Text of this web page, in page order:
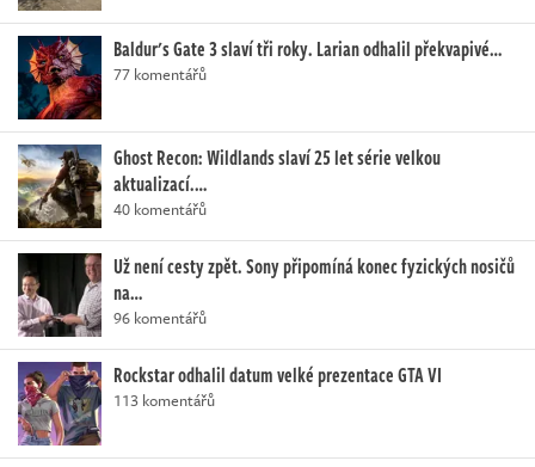
Baldur's Gate 3 slaví tři roky. Larian odhalil překvapivé…
77 komentářů
Ghost Recon: Wildlands slaví 25 let série velkou
aktualizací.…
40 komentářů
Už není cesty zpět. Sony připomíná konec fyzických nosičů
na…
96 komentářů
Rockstar odhalil datum velké prezentace GTA VI
113 komentářů